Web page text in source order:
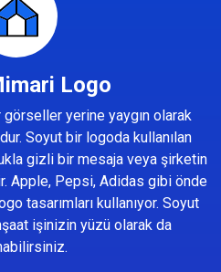
Logo
yerine yaygın olarak
Soyut bir logoda kullanılan
gizli bir mesaja veya şirketin
Apple, Pepsi, Adidas gibi önde
tasarımları kullanıyor. Soyut
işinizin yüzü olarak da